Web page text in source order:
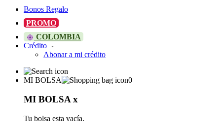
Bonos Regalo
PROMO
COLOMBIA
Crédito
Abonar a mi crédito
MI BOLSA 0
MI BOLSA x
Tu bolsa esta vacía.